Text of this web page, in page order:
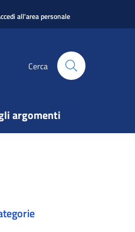
all'area personale
Cerca
argomenti